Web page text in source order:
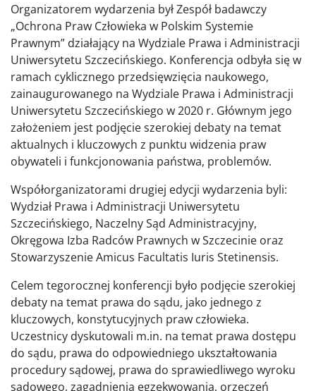
Organizatorem wydarzenia był Zespół badawczy
„Ochrona Praw Człowieka w Polskim Systemie
Prawnym” działający na Wydziale Prawa i Administracji
Uniwersytetu Szczecińskiego. Konferencja odbyła się w
ramach cyklicznego przedsięwzięcia naukowego,
zainaugurowanego na Wydziale Prawa i Administracji
Uniwersytetu Szczecińskiego w 2020 r. Głównym jego
założeniem jest podjęcie szerokiej debaty na temat
aktualnych i kluczowych z punktu widzenia praw
obywateli i funkcjonowania państwa, problemów.
Współorganizatorami drugiej edycji wydarzenia byli:
Wydział Prawa i Administracji Uniwersytetu
Szczecińskiego, Naczelny Sąd Administracyjny,
Okręgowa Izba Radców Prawnych w Szczecinie oraz
Stowarzyszenie Amicus Facultatis Iuris Stetinensis.
Celem tegorocznej konferencji było podjęcie szerokiej
debaty na temat prawa do sądu, jako jednego z
kluczowych, konstytucyjnych praw człowieka.
Uczestnicy dyskutowali m.in. na temat prawa dostępu
do sądu, prawa do odpowiedniego ukształtowania
procedury sądowej, prawa do sprawiedliwego wyroku
sądowego, zagadnienia egzekwowania, orzeczeń